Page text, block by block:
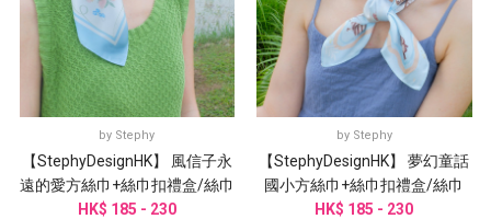
by Stephy
【StephyDesignHK】 風信子永
遠的愛方絲巾+絲巾扣禮盒/絲巾
HK$ 185 - 230
by Stephy
【StephyDesignHK】 夢幻童話
國小方絲巾+絲巾扣禮盒/絲巾
HK$ 185 - 230